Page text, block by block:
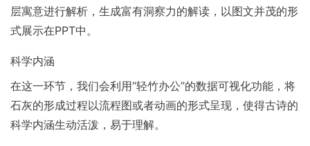
层寓意进行解析，生成富有洞察力的解读，以图文并茂的形
式展示在PPT中。
科学内涵
在这一环节，我们会利用“轻竹办公”的数据可视化功能，将
石灰的形成过程以流程图或者动画的形式呈现，使得古诗的
科学内涵生动活泼，易于理解。